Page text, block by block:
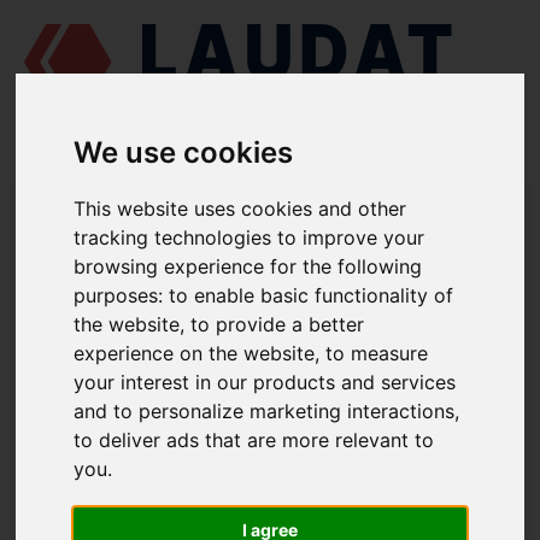
We use cookies
This website uses cookies and other
tracking technologies to improve your
browsing experience for the following
purposes:to enable basic functionality of
the website,to provide a better
experience on the website,to measure
your interest in our products and services
and to personalize marketing interactions,
to deliver ads that are more relevant to
you.
I agree
LAUDAT SUPPLY/MOTORES MARINOS/ PIVDENDIESELMASH 6 CH
LAUDAT SUPPLY
PIVDENDIESELMASH
6 CH 12/14
CATEGORIA DE INYECTOR
TOBERA DE INYECTOR
NÚMERO DE PIEZA: 457.25.001